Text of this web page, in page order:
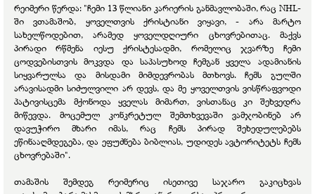
რეიმერი წერდა: "ჩემი 13 წლიანი კარიერის განმავლობაში, რაც NHL-
ში ვთამაშობ, ყოველთვის ქრისტიანი ვიყავი, - არა მარტო
სახელწოდებით, არამედ ყოველდღიური ცხოვრებითაც. მაქვს
პირადი რწმენა იესუ ქრისტესადმი, რომელიც ჯვარზე ჩემი
ცოდვებისთვის მოკვდა და საპასუხოდ ჩემგან ყველა ადამიანის
სიყვარულსა და მისდამი მიმდევრობას მთხოვს.ჩემს გულში
არავისადმი სიძულვილი არ დევს, და მე ყოველთვის ვისწრაფვოდი
პატივისცემა მქონოდა ყველას მიმართ, ვისთანაც კი შეხვედრა
მიწევდა. მოცემულ კონკრეტულ შემთხვევაში ვამჯობინებ არ
დავუჭირო მხარი იმას, რაც ჩემს პირად შეხედულებებს
ეწინააღმდეგება, და ეფუძნება ბიბლიას, უდიდეს ავტორიტეტს ჩემს
ცხოვრებაში".
თამაშის შემდეგ რეიმერიც ისეთივე საჯარო გაკიცხვას